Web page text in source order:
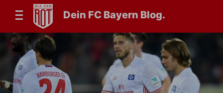
Dein FC Bayern Blog.